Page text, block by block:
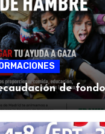
de